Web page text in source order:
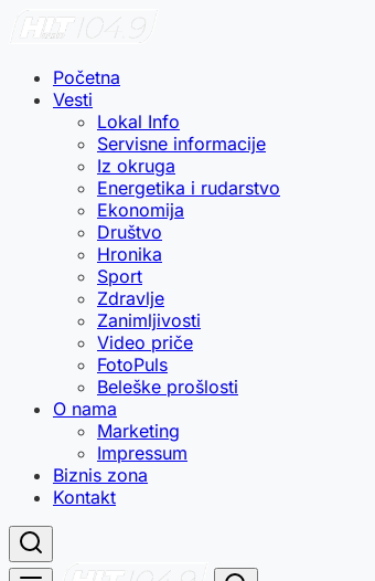
Početna
Vesti
Lokal Info
Servisne informacije
Iz okruga
Energetika i rudarstvo
Ekonomija
Društvo
Hronika
Sport
Zdravlje
Zanimljivosti
Video priče
FotoPuls
Beleške prošlosti
O nama
Marketing
Impressum
Biznis zona
Kontakt